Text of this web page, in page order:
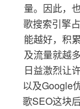
量。因此，
歌搜索引擎
能越好，积
及流量就越
日益激烈让
以及Google
歌SEO这块